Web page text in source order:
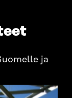
ja